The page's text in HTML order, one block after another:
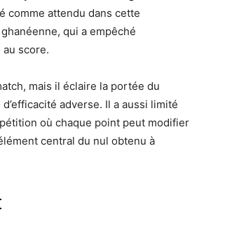
comme attendu dans cette
qui a empêché
score.
mais il éclaire la portée du
adverse. Il a aussi limité
où chaque point peut modifier
central du nul obtenu à